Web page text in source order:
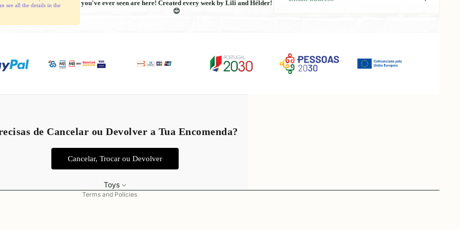
Toys
see all the details in the
you've ever seen are here! Created every week by Lili and Hélder!
😊
de Cancelar ou Devolver a Tua Encomenda?
Cancelar, Trocar ou Devolver
Terms and Policies
Terms of service
Shipping policy
Legal notice